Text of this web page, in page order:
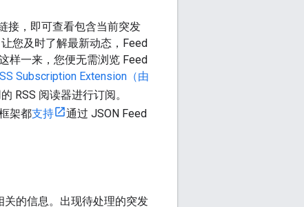
接，即可查看包含当前突发
您及时了解最新动态，Feed
样一来，您便无需浏览 Feed
Subscription Extension（由
RSS 阅读器进行订阅。
架都支持
通过 JSON Feed
的信息。出现待处理的突发